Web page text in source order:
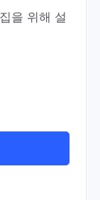
을 위해 설